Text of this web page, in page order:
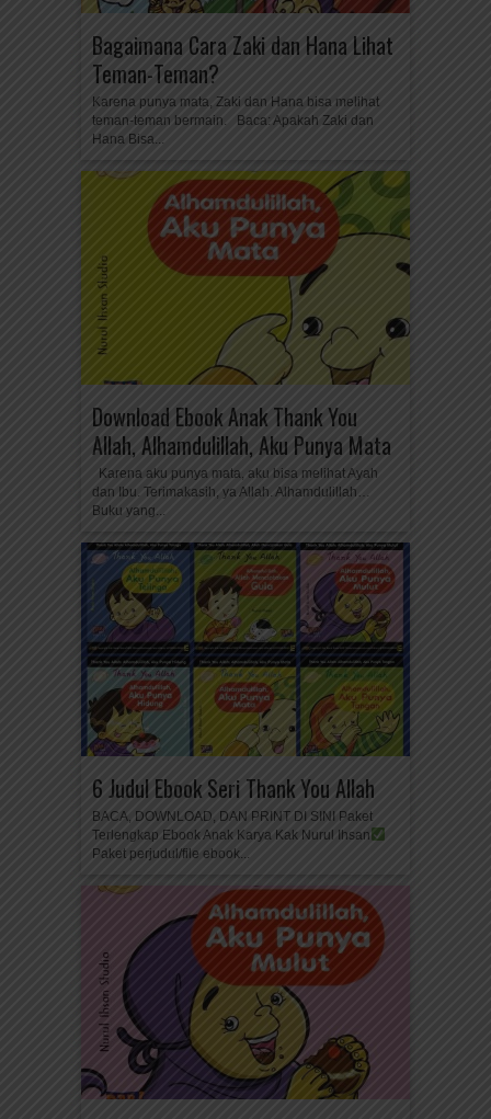
Bagaimana Cara Zaki dan Hana Lihat
Teman-Teman?
Karena punya mata, Zaki dan Hana bisa melihat
teman-teman bermain. Baca: Apakah Zaki dan
Hana Bisa...
Download Ebook Anak Thank You
Allah, Alhamdulillah, Aku Punya Mata
Karena aku punya mata, aku bisa melihat Ayah
dan Ibu. Terimakasih, ya Allah. Alhamdulillah…
Buku yang...
6 Judul Ebook Seri Thank You Allah
BACA, DOWNLOAD, DAN PRINT DI SINI Paket
Terlengkap Ebook Anak Karya Kak Nurul Ihsan
Paket perjudul/file ebook...